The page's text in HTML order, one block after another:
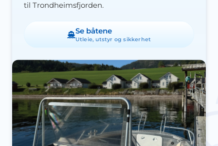
til Trondheimsfjorden.
Se båtene
Utleie, utstyr og sikkerhet